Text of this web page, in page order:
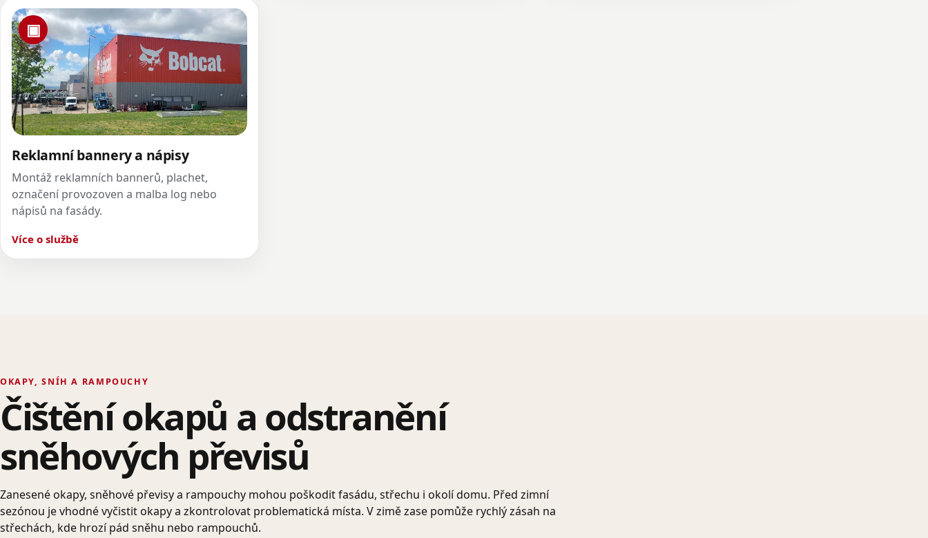
▣
Reklamní bannery a nápisy
Montáž reklamních bannerů, plachet,
označení provozoven a malba log nebo
nápisů na fasády.
Více o službě
OKAPY, SNÍH A RAMPOUCHY
Čištění okapů a odstranění
sněhových převisů
Zanesené okapy, sněhové převisy a rampouchy mohou poškodit fasádu, střechu i okolí domu. Před zimní
sezónou je vhodné vyčistit okapy a zkontrolovat problematická místa. V zimě zase pomůže rychlý zásah na
střechách, kde hrozí pád sněhu nebo rampouchů.